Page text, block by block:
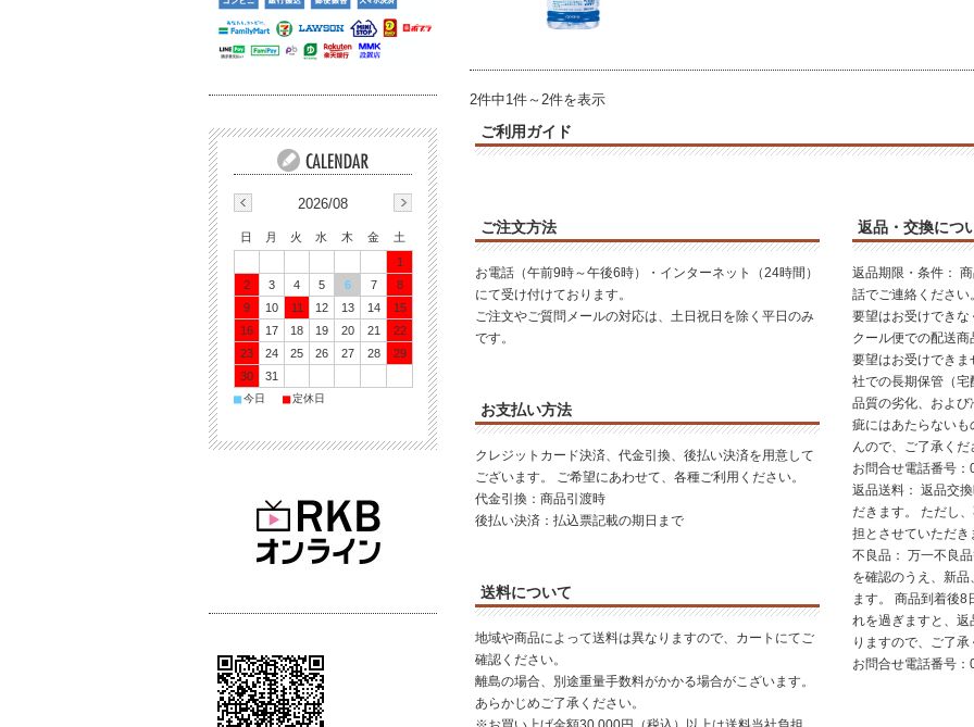
2件中1件～2件を表示
ご利用ガイド
ご注文方法
お電話（午前9時～午後6時）・インターネット（24時間）
にて受け付けております。
ご注文やご質問メールの対応は、土日祝日を除く平日のみ
です。
お支払い方法
クレジットカード決済、代金引換、後払い決済を用意して
ございます。 ご希望にあわせて、各種ご利用ください。
代金引換：商品引渡時
後払い決済：払込票記載の期日まで
送料について
地域や商品によって送料は異なりますので、カートにてご
確認ください。
離島の場合、別途重量手数料がかかる場合がこざいます。
あらかじめご了承ください。
返品・交換につ
返品期限・条件：
話でご連絡くださ
要望はお受けできな
クール便での配送
要望はお受けでき
社での長期保管（
品質の劣化、およ
疵にはあたらない
んので、ご了承くだ
お問合せ電話番号
返品送料： 返品交
だきます。 ただし
担とさせていただき
不良品： 万一不良
を確認のうえ、新
ます。 商品到着後8
れを過ぎますと、
りますので、ご了承
お問合せ電話番号
2026/08
日 月 火 水 木 金
土
1
2
3 4 5 6 7
8
9
10 11 12 13 14
15
16
17 18 19 20 21
22
23
24 25 26 27 28
29
30
31
■今日 ■定休日